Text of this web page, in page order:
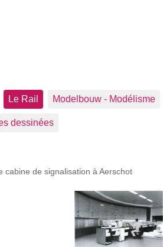
Le Rail Modelbouw - Modélisme
dessinées
cabine de signalisation à Aerschot